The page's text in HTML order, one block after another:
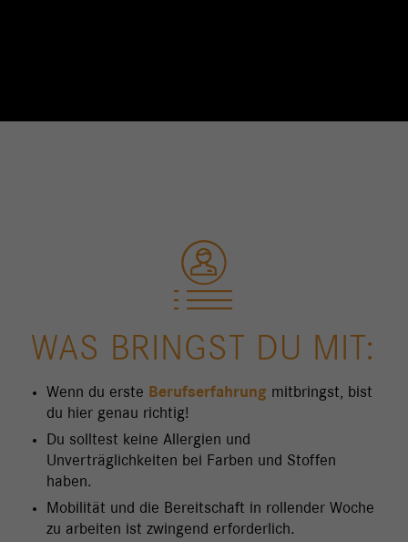
WAS BRINGST DU MIT:
Wenn du erste Berufserfahrung mitbringst, bist
du hier genau richtig!
Du solltest keine Allergien und
Unverträglichkeiten bei Farben und Stoffen
haben.
Mobilität und die Bereitschaft in rollender Woche
zu arbeiten ist zwingend erforderlich.